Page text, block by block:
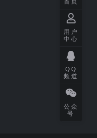
用户
中心
QQ
频道
公众
号